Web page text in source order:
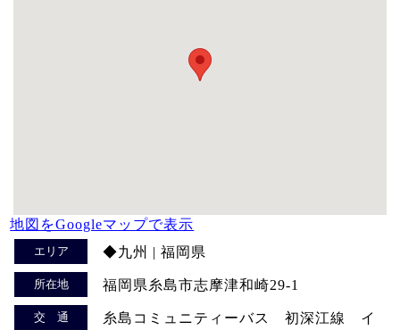
地図をGoogleマップで表示
エリア ◆九州 | 福岡県
所在地 福岡県糸島市志摩津和崎29-1
交 通
糸島コミュニティーバス 初深江線 イ